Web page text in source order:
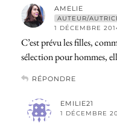
AMELIE
AUTEUR/
1 DÉCEMBRE
C’est prévu les filles,
sélection pour hommes,
RÉPONDRE
EMILIE21
1 DÉCEMBRE